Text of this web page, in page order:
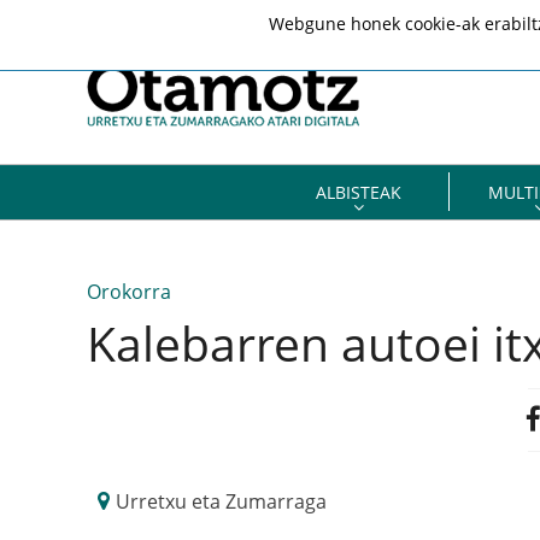
ALBISTEAK
Orokorra
Kalebarren autoei
Urretxu eta Zumarraga
Webgune honek cookie-ak